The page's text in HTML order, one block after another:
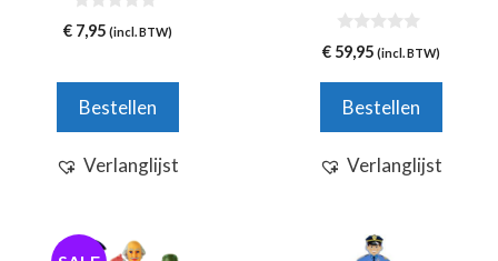
0
v
5
€7,95 (incl. BTW)
Bestellen
Verlanglijst
0
v
5
€59,95 (incl. BTW)
Bestellen
Verlanglijst